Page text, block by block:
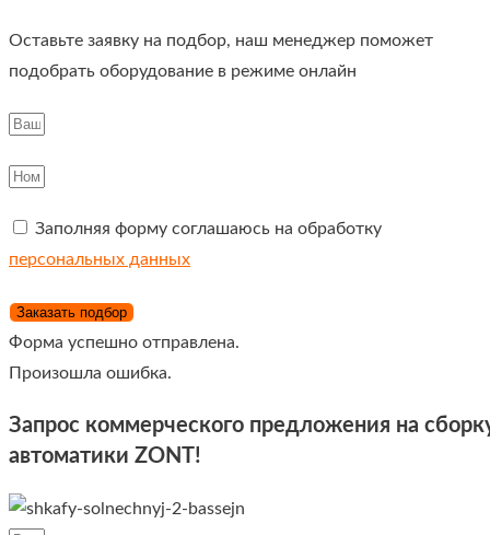
Оставьте заявку на подбор, наш менеджер поможет
подобрать оборудование в режиме онлайн
Заполняя форму соглашаюсь на обработку
персональных данных
Заказать подбор
Форма успешно отправлена.
Произошла ошибка.
Запрос коммерческого предложения на
автоматики ZONT!